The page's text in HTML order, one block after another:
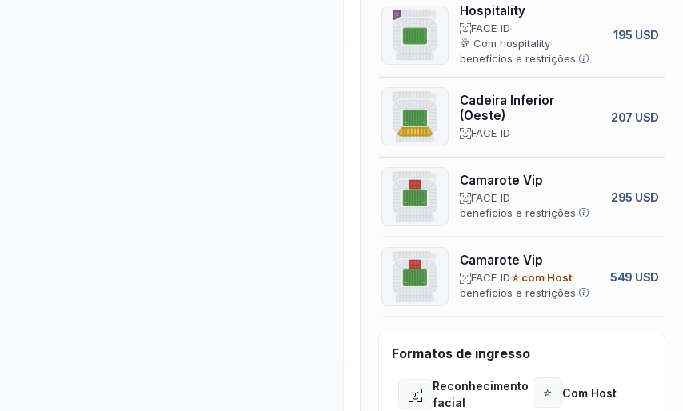
Hospitality
FACE ID
🥂 Com hospitality
benefícios e restrições
195 USD
Cadeira Inferior
(Oeste)
FACE ID
207 USD
Camarote Vip
FACE ID
benefícios e restrições
295 USD
Camarote Vip
FACE ID⭐ com Host
benefícios e restrições
549 USD
Formatos de ingresso
Reconhecimento
facial
Open
⭐ Com Host
Open